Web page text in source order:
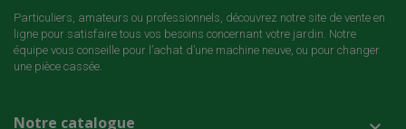
Particuliers, amateurs ou professionnels, découvrez notre site de vente en
ligne pour satisfaire tous vos besoins concernant votre jardin. Notre
équipe vous conseille pour l’achat d’une machine neuve, ou pour changer
une pièce cassée.
Notre catalogue